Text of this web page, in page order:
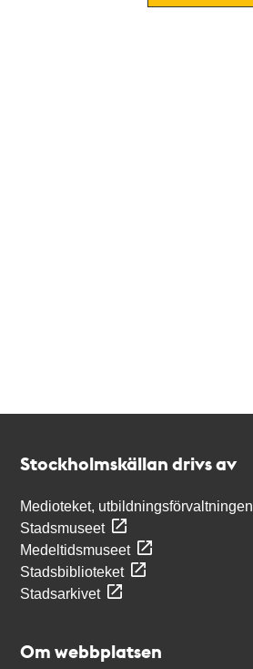
Stockholmskällan drivs av
Medioteket, utbildningsförvaltningen
Stadsmuseet
Medeltidsmuseet
Stadsbiblioteket
Stadsarkivet
Om webbplatsen